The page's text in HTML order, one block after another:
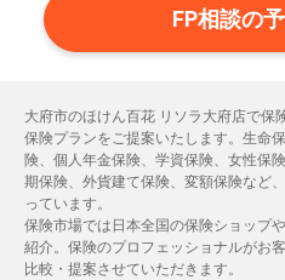
FP相談の
大府市のほけん百花 リソラ大府店で保
保険プランをご提案いたします。生命
険、個人年金保険、学資保険、女性保
期保険、外貨建て保険、変額保険など
っています。
保険市場では日本全国の保険ショップ
紹介。保険のプロフェッショナルがお
比較・提案させていただきます。